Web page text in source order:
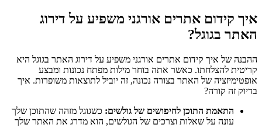
איך קידום אתרים אורגני משפיע על דירוג
האתר בגוגל?
ההבנה של איך קידום אתרים אורגני משפיע על דירוג האתר בגוגל היא
קריטית להצלחתו. כאשר אתה בוחר מילות מפתח נכונות ומבצע
אופטימיזציה של האתר בצורה נכונה, זה יוביל לתוצאות משופרות. איך
בדיוק זה קורה?
התאמת התוכן לחיפושים של גולשים: כשגוגל מזהה שהתוכן שלך
עונה על שאלות וצרכים של הגולשים, הוא מדרג את האתר שלך